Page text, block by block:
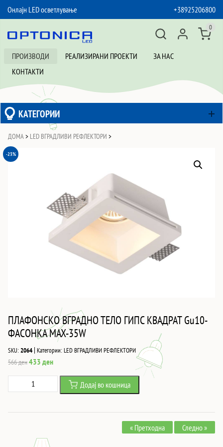
Онлајн LED осветлување
+38925206800
ПРОИЗВОДИ РЕАЛИЗИРАНИ ПРОЕКТИ
ЗА НАС
КОНТАКТИ
0
КАТЕГОРИИ
ДОМА > LED ВГРАДЛИВИ РЕФЛЕКТОРИ >
-23%
ПЛАФОНСКО ВГРАДНО ТЕЛО ГИПС КВАДРАТ Gu10-
ФАСОНКА MAX-35W
SKU:2064 | Категории:LED ВГРАДЛИВИ РЕФЛЕКТОРИ
566денOriginal
was:
433 денCurrent
433 ден.
ПЛАФОНСКО
ВГРАДНО
Додај во кошница
« Претходна Следно »